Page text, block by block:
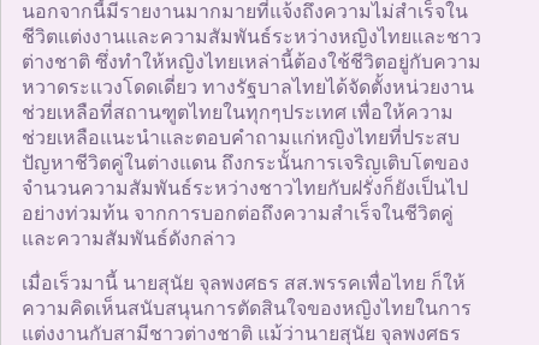
นอกจากนี้มีรายงานมากมายที่แจ้งถึงความไม่สำเร็จใน
ชีวิตแต่งงานและความสัมพันธ์ระหว่างหญิงไทยและชาว
ต่างชาติ ซึ่งทำให้หญิงไทยเหล่านี้ต้องใช้ชีวิตอยู่กับความ
หวาดระแวงโดดเดี่ยว ทางรัฐบาลไทยได้จัดตั้งหน่วยงาน
ช่วยเหลือที่สถานฑูตไทยในทุกๆประเทศ เพื่อให้ความ
ช่วยเหลือแนะนำและตอบคำถามแก่หญิงไทยที่ประสบ
ปัญหาชีวิตคู่ในต่างแดน ถึงกระนั้นการเจริญเติบโตของ
จำนวนความสัมพันธ์ระหว่างชาวไทยกับฝรั่งก็ยังเป็นไป
อย่างท่วมท้น จากการบอกต่อถึงความสำเร็จในชีวิตคู่
และความสัมพันธ์ดังกล่าว
เมื่อเร็วมานี้ นายสุนัย จุลพงศธร สส.พรรคเพื่อไทย ก็ให้
ความคิดเห็นสนับสนุนการตัดสินใจของหญิงไทยในการ
แต่งงานกับสามีชาวต่างชาติ แม้ว่านายสุนัย จุลพงศธร